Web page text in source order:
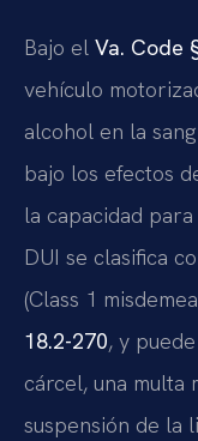
Bajo el Va. Code
vehículo
alcohol en la
bajo los efectos
la capacidad
DUI se clasifica
(Class 1
18.2-270, y
cárcel, una multa
suspensión de la